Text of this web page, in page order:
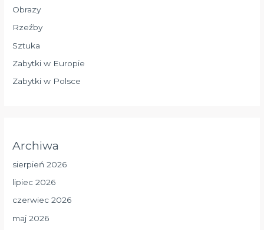
Obrazy
Rzeźby
Sztuka
Zabytki w Europie
Zabytki w Polsce
Archiwa
sierpień 2026
lipiec 2026
czerwiec 2026
maj 2026